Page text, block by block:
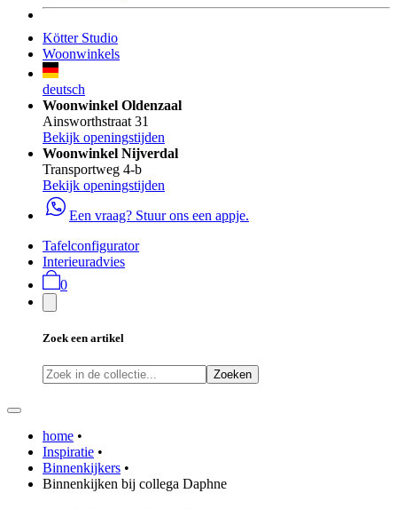
Kötter Studio
Woonwinkels
deutsch
Woonwinkel Oldenzaal
Ainsworthstraat 31
Bekijk openingstijden
Woonwinkel Nijverdal
Transportweg 4-b
Bekijk openingstijden
Een vraag? Stuur ons een appje.
Tafelconfigurator
Interieuradvies
0
Zoek een artikel
Zoeken
home •
Inspiratie •
Binnenkijkers •
Binnenkijken bij collega Daphne